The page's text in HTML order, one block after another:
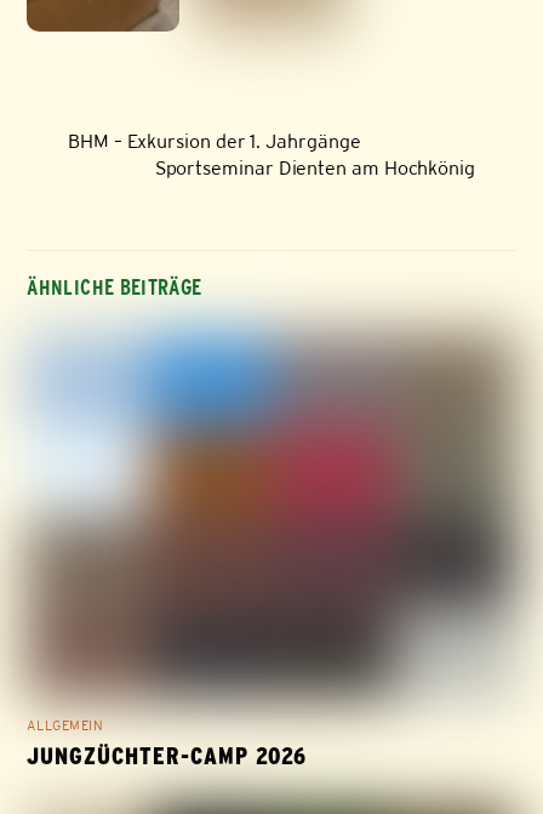
BHM – Exkursion der 1. Jahrgänge
Sportseminar Dienten am Hochkönig
ÄHNLICHE BEITRÄGE
ALLGEMEIN
JUNGZÜCHTER-CAMP 2026